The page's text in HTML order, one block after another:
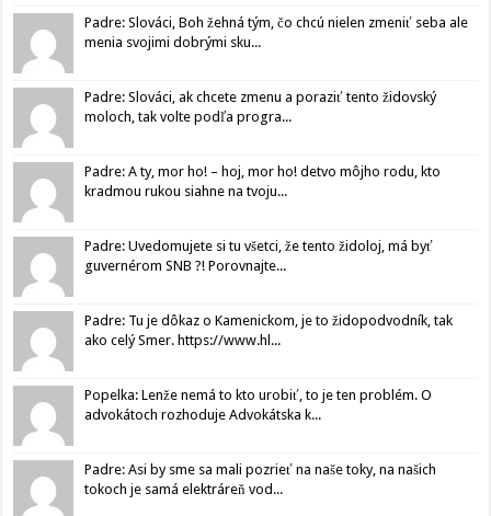
Padre: Slováci, Boh žehná tým, čo chcú nielen zmeniť seba ale
menia svojimi dobrými sku...
Padre: Slováci, ak chcete zmenu a poraziť tento židovský
moloch, tak volte podľa progra...
Padre: A ty, mor ho! – hoj, mor ho! detvo môjho rodu, kto
kradmou rukou siahne na tvoju...
Padre: Uvedomujete si tu všetci, že tento židoloj, má byť
guvernérom SNB ?! Porovnajte...
Padre: Tu je dôkaz o Kamenickom, je to židopodvodník, tak
ako celý Smer. https://www.hl...
Popelka: Lenže nemá to kto urobiť, to je ten problém. O
advokátoch rozhoduje Advokátska k...
Padre: Asi by sme sa mali pozrieť na naše toky, na našich
tokoch je samá elektráreň vod...